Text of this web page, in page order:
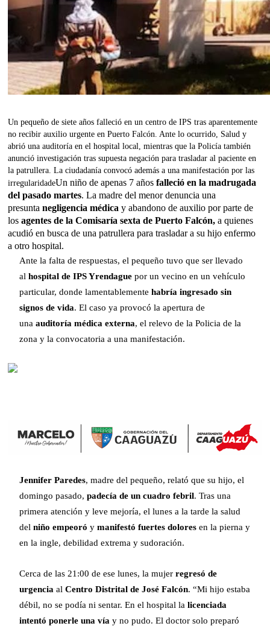
Un pequeño de siete años falleció en un centro de IPS tras aparentemente
no recibir auxilio urgente en Puerto Falcón. Ante lo ocurrido, Salud y
abrió una auditoría en el hospital local, mientras que la Policía también
anunció investigación tras supuesta negación para trasladar al paciente en
la patrullera. La ciudadanía convocó además a una manifestación por las
irregularidadeUn niño de apenas 7 años falleció en la madrugada
del pasado martes. La madre del menor denuncia una
presunta negligencia médica y abandono de auxilio por parte de
los agentes de la Comisaría sexta de Puerto Falcón, a quienes
acudió en busca de una patrullera para trasladar a su hijo enfermo
a otro hospital.
Ante la falta de respuestas, el pequeño tuvo que ser llevado
al hospital de IPS Yrendaguepor un vecino en un vehículo
particular, donde lamentablemente habría ingresado sin
signos de vida. El caso ya provocó la apertura de
una auditoría médica externa, el relevo de la Policia de la
zona y la convocatoria a una manifestación.
Jennifer Paredes, madre del pequeño, relató que su hijo, el
domingo pasado, padecía de un cuadro febril. Tras una
primera atención y leve mejoría, el lunes a la tarde la salud
del niño empeoró y manifestó fuertes doloresen la pierna y
en la ingle, debilidad extrema y sudoración.
Cerca de las 21:00 de ese lunes, la mujer regresó de
urgencia al Centro Distrital de José Falcón. “Mi hijo estaba
débil, no se podía ni sentar. En el hospital la licenciada
intentó ponerle una vía y no pudo. El doctor solo preparó